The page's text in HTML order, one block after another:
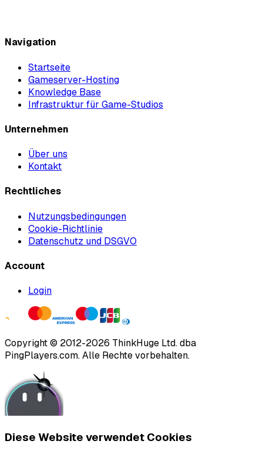
Navigation
Startseite
Gameserver-Hosting
Knowledge Base
Infrastruktur für Game-Studios
Unternehmen
Über uns
Kontakt
Rechtliches
Nutzungsbedingungen
Cookie-Richtlinie
Datenschutz und DSGVO
Account
Login
Copyright © 2012-2026 ThinkHuge Ltd.dba
PingPlayers.com.Alle Rechte vorbehalten.
Diese Website verwendet Cookies